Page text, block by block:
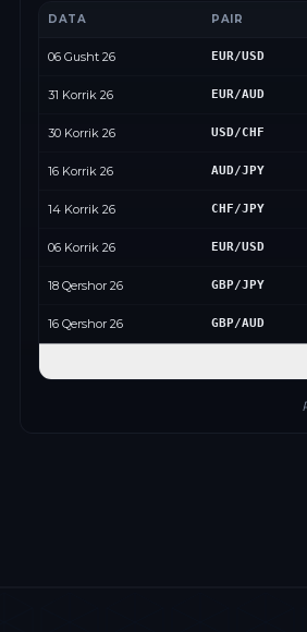
DATA PAIR
06 Gusht 26 EUR/USD
31 Korrik 26 EUR/AUD
30 Korrik 26 USD/CHF
16 Korrik 26 AUD/JPY
14 Korrik 26 CHF/JPY
06 Korrik 26 EUR/USD
18 Qershor 26 GBP/JPY
16 Qershor 26 GBP/AUD